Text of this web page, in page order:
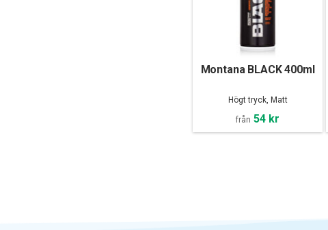
Montana BLACK 400ml
Högt tryck, Matt
från 54 kr